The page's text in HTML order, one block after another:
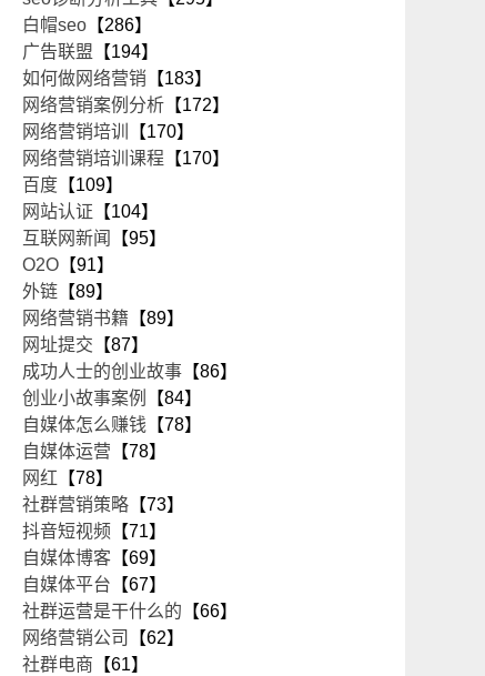
白帽seo 【286】
广告联盟 【194】
如何做网络营销 【183】
网络营销案例分析 【172】
网络营销培训
【170】
网络营销培训课程 【170】
百度 【109】
网站认证 【104】
互联网新闻
【95】
O2O 【91】
外链 【89】
网络营销书籍 【89】
网址提交 【87】
成功人士的创业故事 【86】
创业小故事案例
【84】
自媒体怎么赚钱 【78】
自媒体运营 【78】
网红 【78】
社群营销策略 【73】
抖音短视频 【71】
自媒体博客 【69】
自媒体平台 【67】
社群运营是干什么的 【66】
网络营销公司
【62】
社群电商 【61】